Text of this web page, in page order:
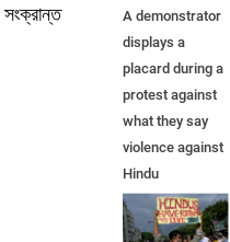
A demonstrator
displays a
placard during a
protest against
what they say
violence against
Hindu
communities
during ongoing